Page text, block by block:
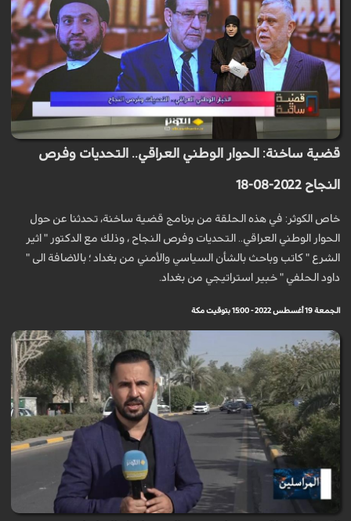
قضية ساخنة: الحوار الوطني العراقي.. التحديات وفرص
النجاح 2022-08-18
خاص الكوثر: في هذه الحلقة من برنامج قضية ساخنة، تحدثنا عن حول
الحوار الوطني العراقي.. التحديات وفرص النجاح ، وذلك مع الدكتور " اثير
الشرع " كاتب وباحث بالشأن السياسي والأمني من بغداد ؛ بالاضافة الى "
داود الحلفي " خبير استراتيجي من بغداد.
الجمعة 19 أغسطس 2022 - 15:00 بتوقيت مكة